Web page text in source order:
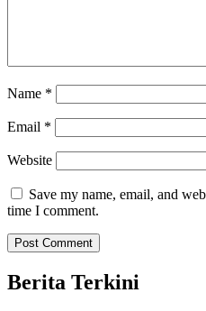
Name *
Email *
Website
Save my name, email, and
time I comment.
Berita Terkini